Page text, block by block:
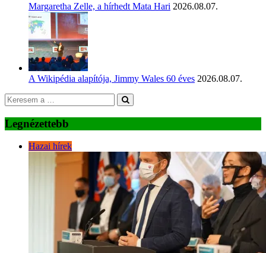
Margaretha Zelle, a hírhedt Mata Hari 2026.08.07.
A Wikipédia alapítója, Jimmy Wales 60 éves 2026.08.07.
Legnézettebb
Hazai hírek